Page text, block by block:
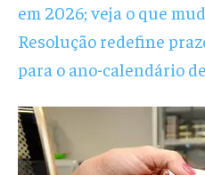
em 2026; veja o que
Resolução redefine
para o ano-calendário